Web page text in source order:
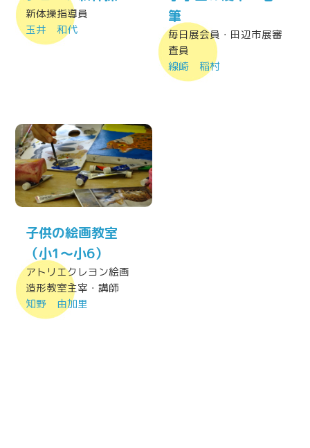
新体操指導員
玉井 和代
筆
毎日展会員・田辺市展審
査員
線崎 稲村
子供の絵画教室
（小1～小6）
アトリエクレヨン絵画
造形教室主宰・講師
知野 由加里